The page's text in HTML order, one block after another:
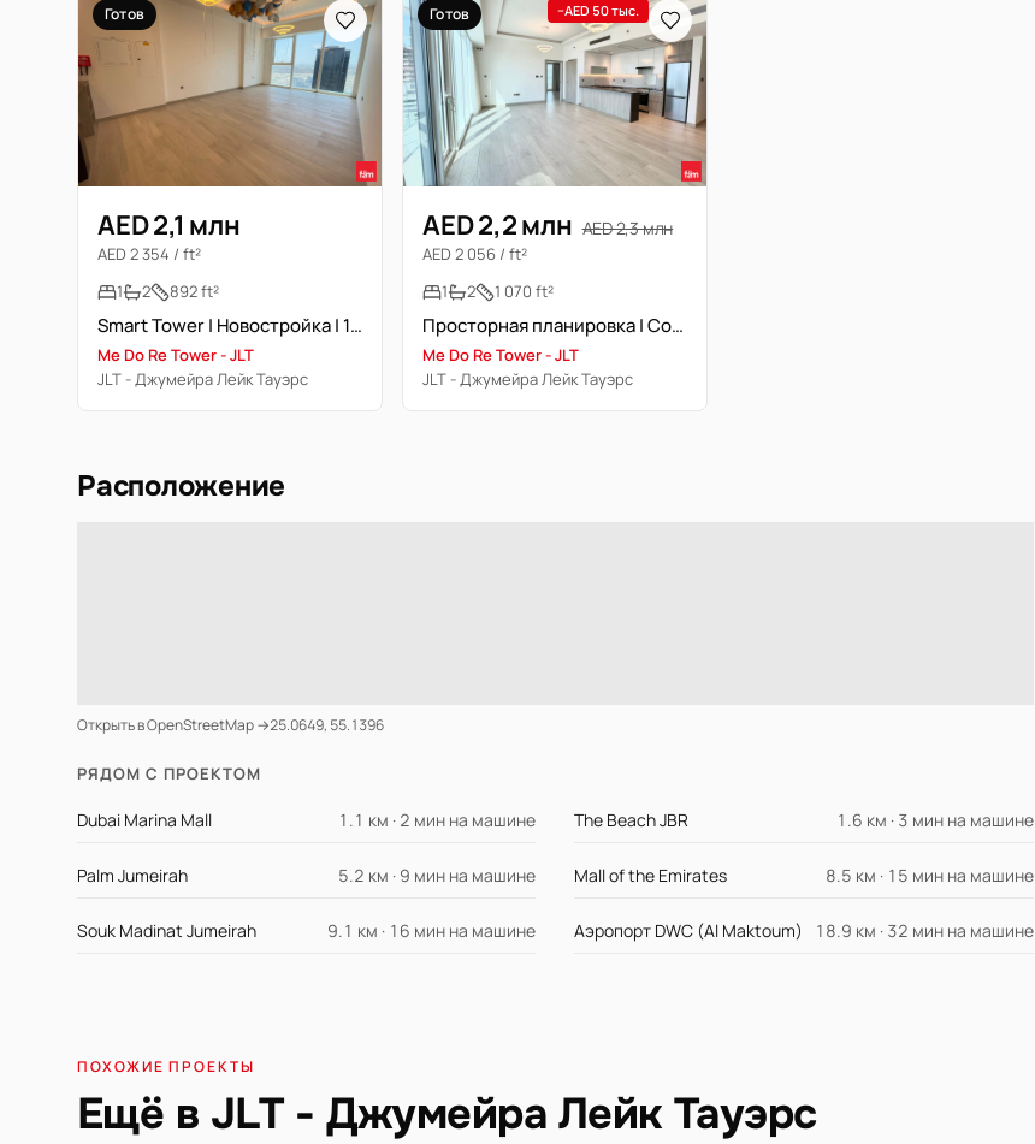
Готов
AED 2,1 млн
AED 2 354 / ft²
1
2 892 ft²
Smart Tower | Новостройка | 1+ кабинет
Me Do Re Tower - JLT
JLT - Джумейра Лейк Тауэрс
Готов −AED 50 тыс.
AED 2,2 млн AED 2,3 млн
AED 2 056 / ft²
1
2 1 070 ft²
Просторная планировка | Современный дизайн | Стратегическое расположение
Me Do Re Tower - JLT
JLT - Джумейра Лейк Тауэрс
Расположение
Открыть в OpenStreetMap →25.0649, 55.1396
РЯДОМ С ПРОЕКТОМ
Dubai Marina Mall 1.1 км · 2 мин на машине The Beach JBR 1.6 км · 3 мин на машине
Palm Jumeirah 5.2 км · 9 мин на машине Mall of the Emirates 8.5 км · 15 мин на машине
Souk Madinat Jumeirah 9.1 км · 16 мин на машине Аэропорт DWC (Al Maktoum) 18.9 км · 32 мин на машине
ПОХОЖИЕ ПРОЕКТЫ
Ещё в JLT - Джумейра Лейк Тауэрс